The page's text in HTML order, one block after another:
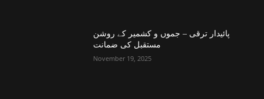
پائیدار ترقی – جموں و کشمیر کے روشن
مستقبل کی ضمانت
November 19, 2025